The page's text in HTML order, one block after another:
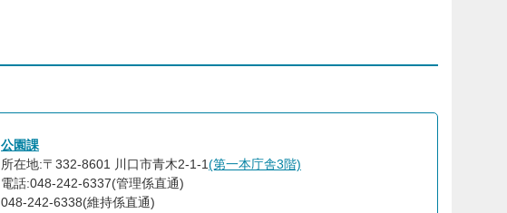
公園課
所在地:〒332-8601 川口市青木2-1-1(第一本庁舎3階)
電話:048-242-6337(管理係直通)
048-242-6338(維持係直通)